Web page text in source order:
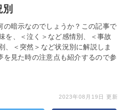
暗示なのでしょうか？この記事で
を、＜泣く＞など感情別、＜事故
、＜突然＞など状況別に解説しま
見た時の注意点も紹介するので参
2023年08月19日 更新